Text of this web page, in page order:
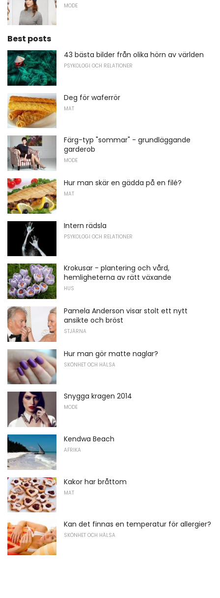
MODE
Best posts
43 bästa bilder från olika hörn av världen
PSYKOLOGI OCH RELATIONER
Deg för waferrör
MAT
Färg-typ "sommar" - grundläggande
garderob
MODE
Hur man skär en gädda på en filé?
MAT
Intern rädsla
PSYKOLOGI OCH RELATIONER
Krokusar - plantering och vård,
hemligheterna av rätt växande
HUS
Pamela Anderson visar stolt ett nytt
ansikte och bröst
STJÄRNA
Hur man gör matte naglar?
SKÖNHET OCH HÄLSA
Snygga kragen 2014
MODE
Kendwa Beach
AFRIKA
Kakor har bråttom
MAT
Kan det finnas en temperatur för allergier?
SKÖNHET OCH HÄLSA